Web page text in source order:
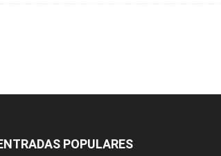
POPULARES